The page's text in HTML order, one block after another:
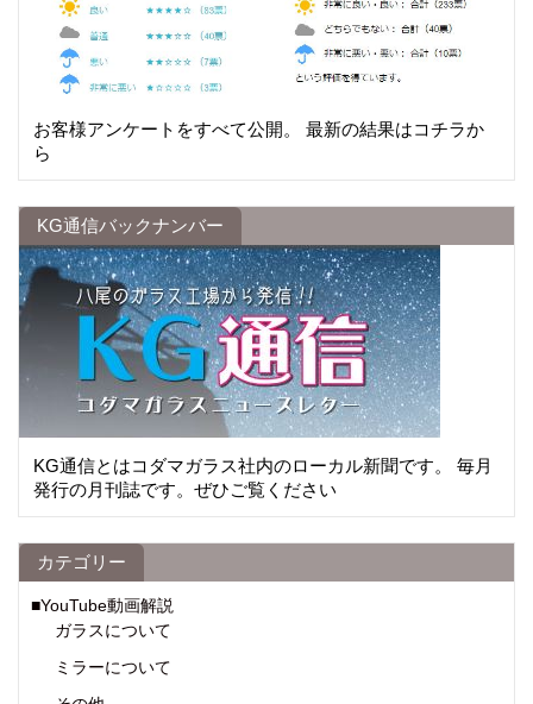
お客様アンケートをすべて公開。 最新の結果はコチラか
ら
KG通信バックナンバー
KG通信とはコダマガラス社内のローカル新聞です。 毎月
発行の月刊誌です。ぜひご覧ください
カテゴリー
■YouTube動画解説
ガラスについて
ミラーについて